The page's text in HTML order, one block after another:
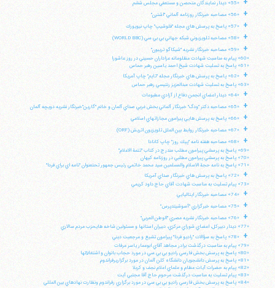
«55» ديدار نمايندگان متحصن و مستعفي مجلس ششم
+ «56» مصاحبه خبرنگار روزنامه آلماني "اشترن"
+ «57» پاسخ به پرسش هاي مجله "فلوشيپ" چاپ نيويورك
+ «58» مصاحبه تلويزيوني شبكه جهاني بي بي سي (WORLD BBC)
+
«59» مصاحبه خبرنگار نشريه "شيكاگو تريبون"
«60» پيام به مناسبت شهادت مظلومانه عزاداران حسيني در روز عاشورا
«61» پاسخ به تسليت شهادت شيخ احمد ياسين رهبر حماس
+
«62» پاسخ به پرسش هاي خبرنگار مجله "تايم" چاپ آمريكا
«63» پاسخ به تسليت شهادت عبدالعزيز رنتيسي رهبر حماس
+ «64» ديدار اعضاي انجمن دفاع از آزادي مطبوعات
+ «65» مصاحبه دكتر "ودگ" خبرنگار آلماني بخش غربي صداي آلمان و خانم "گارين"خبرنگار نشريه دويچه آلمان
+ «66» پاسخ به پرسش هايي پيرامون مجازاتهاي اسلامي
+ «67» مصاحبه خبرنگار روابط بين الملل تلويزيون اتريش (ORF)
+
«68» مصاحبه هفته نامه "پيك روز" چاپ كانادا
«69» پاسخ به پرسشي پيرامون مطلب مندرج در كتاب "تتمة الاعلام"
«70» پاسخ به پرسشي پيرامون مطلبي در روزنامه كيهان
«71» پاسخ به نامه حجة الاسلام والمسلمين سيد محمد خاتمي رئيس جمهور تحتعنوان "نامه اي براي فردا"
+
«72» پاسخ به پرسش هاي خبرنگار صداي آمريكا
«73» پيام تسليت به مناسبت شهادت آقاي حاج داود كريمي
+ «74» مصاحبه خبرنگار ايتاليايي
+ «75» مصاحبه خبرگزاري "آسوشيتدپرس"
+
«76» مصاحبه خبرنگار نشريه مصري "الوطن العربي"
«77» ديدار دبيركل، اعضاي شوراي مركزي، دبيران استانها و مسئولين شاخه هايحزب مردم سالاري
+
«78» پاسخ به سؤالات "راديو فردا" پيرامون تشيع و مرجعيت ديني
«79» پيام به مناسبت درگذشت برادر مجاهد آقاي ابوعمار ياسر عرفات
«80» پاسخ به پرسش بخش فارسي راديو بي بي سي در مورد حجاب بانوان و اشتغالآنها
«81» پاسخ به پرسش دانشجويان دانشگاه كلن آلمان در مورد برگزاريرفراندوم
«82» پيام به حضرات آيات عظام و علماي اعلام نجف و كربلا
«83» پيام تسليت به مناسبت درگذشت مرحوم حاج آقا مجتبي آيت
«84» پاسخ به پرسش بخش فارسي راديو بي بي سي در مورد برگزاري رفراندوم ونظارت نهادهاي بين المللي
تلفن 37740011-25-98+ تا 14
فکس37740015-25-98+